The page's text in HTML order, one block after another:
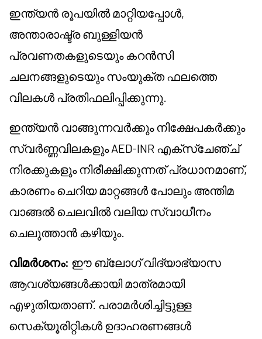
ഇന്ത്യൻ രൂപയിൽ മാറ്റിയപ്പോൾ,
അന്താരാഷ്ട്ര ബുള്ളിയൻ
പ്രവണതകളുടെയും കറൻസി
ചലനങ്ങളുടെയും സംയുക്ത ഫലത്തെ
വിലകൾ പ്രതിഫലിപ്പിക്കുന്നു.
ഇന്ത്യൻ വാങ്ങുന്നവർക്കും നിക്ഷേപകർക്കും
സ്വർണ്ണവിലകളും AED-INR എക്സ്ചേഞ്ച്
നിരക്കുകളും നിരീക്ഷിക്കുന്നത് പ്രധാനമാണ്,
കാരണം ചെറിയ മാറ്റങ്ങൾ പോലും അന്തിമ
വാങ്ങൽ ചെലവിൽ വലിയ സ്വാധീനം
ചെലുത്താൻ കഴിയും.
വിമർശനം: ഈ ബ്ലോഗ് വിദ്യാഭ്യാസ
ആവശ്യങ്ങൾക്കായി മാത്രമായി
എഴുതിയതാണ്. പരാമർശിച്ചിട്ടുള്ള
സെക്യൂരിറ്റികൾ ഉദാഹരണങ്ങൾ